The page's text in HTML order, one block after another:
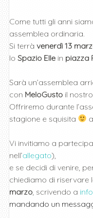
Come tutti gli anni
assemblea ordinaria.
Si terrà venerdì 13
lo Spazio Elle in piazza
Sarà un’assemblea
con MeloGustoil nostro
Offriremo durante
stagione e squisita
Vi invitiamo a
nell’allegato),
e se decidi di venire,
chiediamo di riservare
marzo, scrivendo a
mandando un